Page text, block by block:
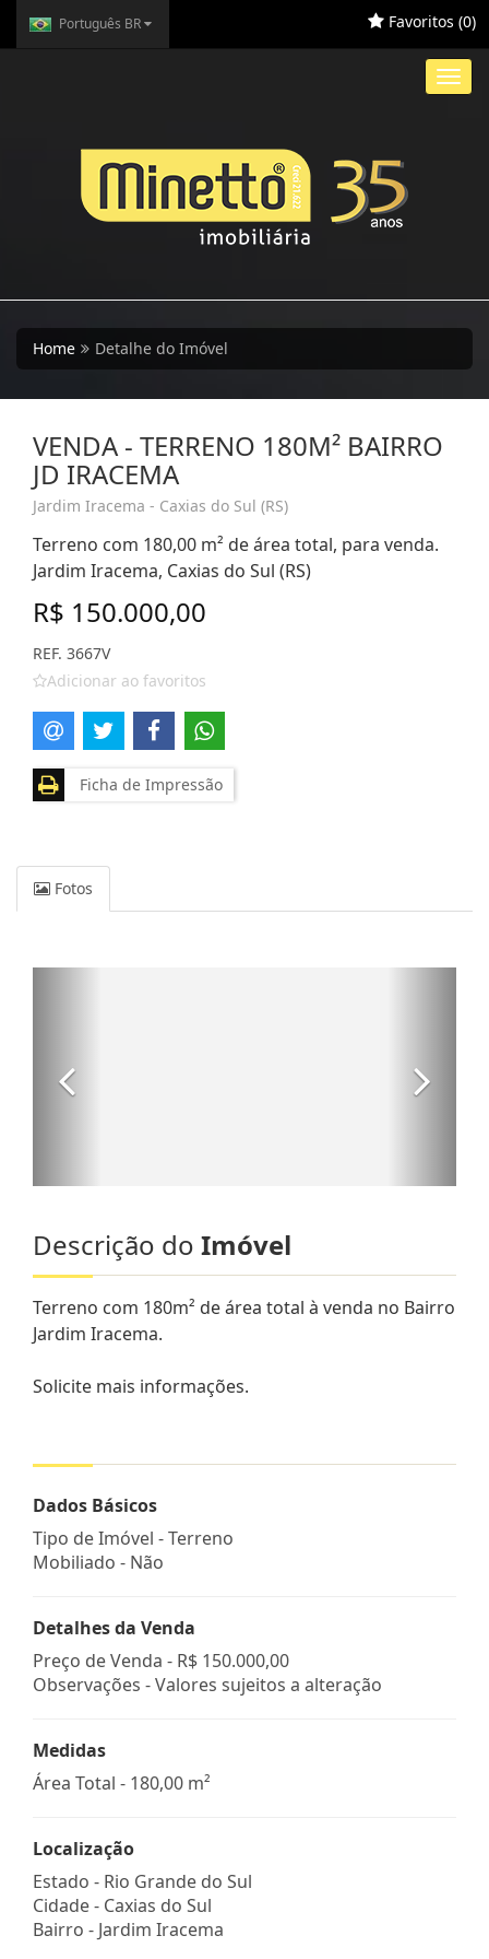
Português BR Favoritos (0)
Home Detalhe do Imóvel
VENDA - TERRENO 180M² BAIRRO
JD IRACEMA
Jardim Iracema - Caxias do Sul (RS)
Terreno com 180,00 m² de área total, para venda.
Jardim Iracema, Caxias do Sul (RS)
R$ 150.000,00
REF. 3667V
Adicionar ao favoritos
Ficha de Impressão
Fotos
Descrição do Imóvel
Terreno com 180m² de área total à venda no Bairro
Jardim Iracema.
Solicite mais informações.
Dados Básicos
Tipo de Imóvel - Terreno
Mobiliado - Não
Detalhes da Venda
Preço de Venda - R$ 150.000,00
Observações - Valores sujeitos a alteração
Medidas
Área Total - 180,00 m²
Localização
Estado - Rio Grande do Sul
Cidade - Caxias do Sul
Bairro - Jardim Iracema